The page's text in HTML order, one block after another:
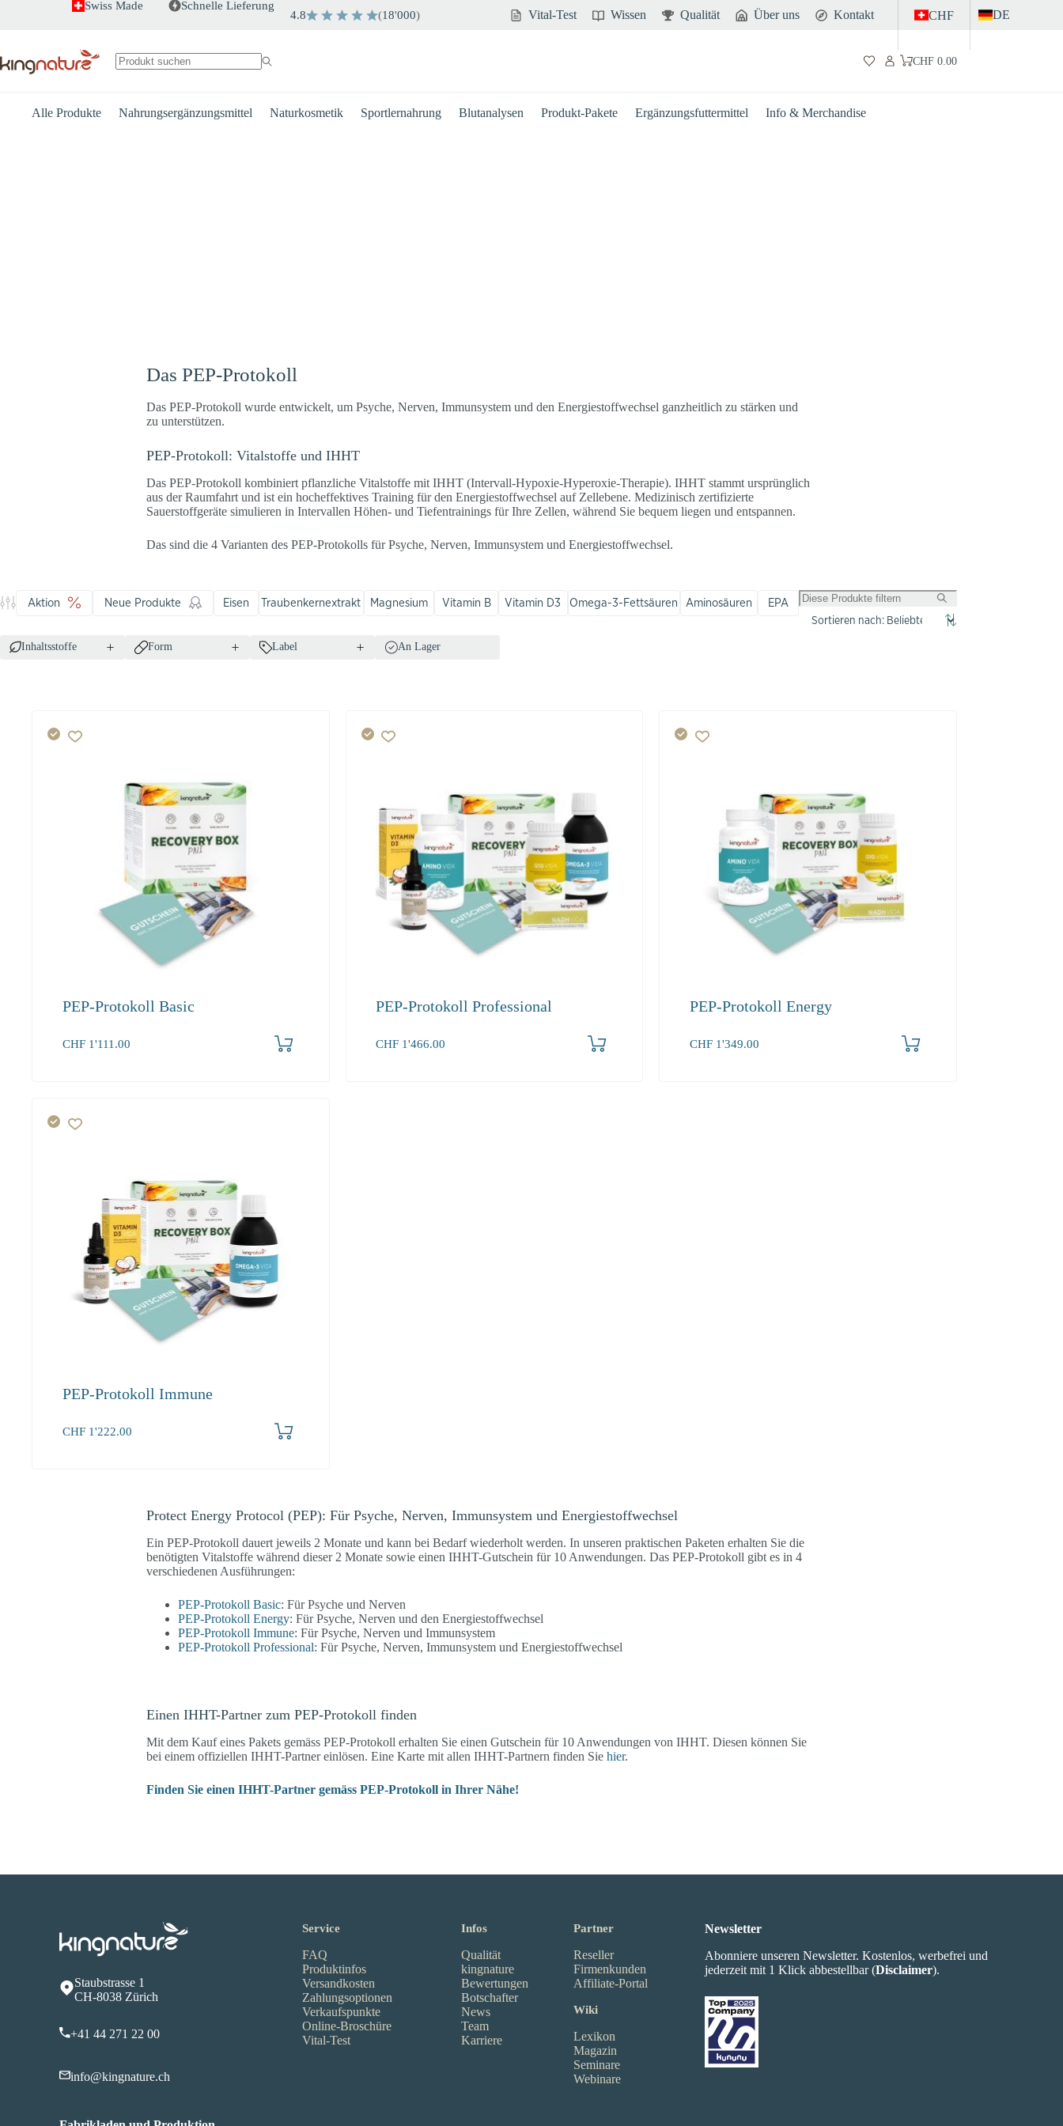
Swiss Made Schnelle Lieferung
4.8 (18'000) Vital-Test Wissen Qualität Über uns Kontakt CHF DE
Warenkorb
CHF0.00
Alle Produkte Nahrungsergänzungsmittel Naturkosmetik Sportlernahrung Blutanalysen Produkt-Pakete Ergänzungsfuttermittel Info & Merchandise
Das PEP-Protokoll
Das PEP-Protokoll wurde entwickelt, um Psyche, Nerven, Immunsystem und den Energiestoffwechsel ganzheitlich zu stärken und
zu unterstützen.
PEP-Protokoll: Vitalstoffe und IHHT
Das PEP-Protokoll kombiniert pflanzliche Vitalstoffe mit IHHT (Intervall-Hypoxie-Hyperoxie-Therapie). IHHT stammt ursprünglich
aus der Raumfahrt und ist ein hocheffektives Training für den Energiestoffwechsel auf Zellebene. Medizinisch zertifizierte
Sauerstoffgeräte simulieren in Intervallen Höhen- und Tiefentrainings für Ihre Zellen, während Sie bequem liegen und entspannen.
Das sind die 4 Varianten des PEP-Protokolls für Psyche, Nerven, Immunsystem und Energiestoffwechsel.
Aktion Neue Produkte Eisen Traubenkernextrakt Magnesium Vitamin B Vitamin D3 Omega-3-Fettsäuren Aminosäuren EPA
Inhaltsstoffe Form Label An Lager
PEP-Protokoll Basic
CHF1'111.00
PEP-Protokoll Professional
CHF 1'466.00
PEP-Protokoll Energy
CHF1'349.00
PEP-Protokoll Immune
CHF1'222.00
Protect Energy Protocol (PEP): Für Psyche, Nerven, Immunsystem und Energiestoffwechsel
Ein PEP-Protokoll dauert jeweils 2 Monate und kann bei Bedarf wiederholt werden. In unseren praktischen Paketen erhalten Sie die
benötigten Vitalstoffe während dieser 2 Monate sowie einen IHHT-Gutschein für 10 Anwendungen. Das PEP-Protokoll gibt es in 4
verschiedenen Ausführungen:
PEP-Protokoll Basic: Für Psyche und Nerven
PEP-Protokoll Energy: Für Psyche, Nerven und den Energiestoffwechsel
PEP-Protokoll Immune: Für Psyche, Nerven und Immunsystem
PEP-Protokoll Professional: Für Psyche, Nerven, Immunsystem und Energiestoffwechsel
Einen IHHT-Partner zum PEP-Protokoll finden
Mit dem Kauf eines Pakets gemäss PEP-Protokoll erhalten Sie einen Gutschein für 10 Anwendungen von IHHT. Diesen können Sie
bei einem offiziellen IHHT-Partner einlösen. Eine Karte mit allen IHHT-Partnern finden Sie hier.
Finden Sie einen IHHT-Partner gemäss PEP-Protokoll in Ihrer Nähe!
Staubstrasse 1
CH-8038 Zürich
+41 44 271 22 00
info@kingnature.ch
Service
FAQ
Produktinfos
Versandkosten
Zahlungsoptionen
Verkaufspunkte
Online-Broschüre
Vital-Test
Infos
Qualität
kingnature
Bewertungen
Botschafter
News
Team
Karriere
Partner
Reseller
Firmenkunden
Affiliate-Portal
Wiki
Lexikon
Magazin
Seminare
Webinare
Newsletter
Abonniere unseren Newsletter. Kostenlos, werbefrei und
jederzeit mit 1 Klick abbestellbar (Disclaimer).